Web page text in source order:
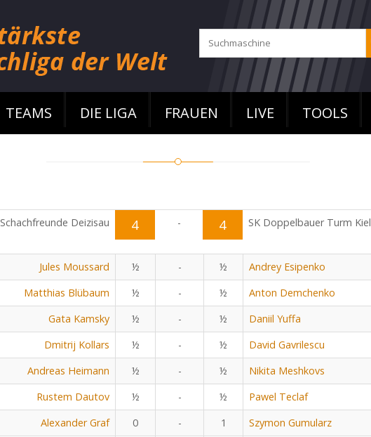
TEAMS DIE LIGA FRAUEN LIVE TOOLS
Schachfreunde Deizisau 4 - 4 SK Doppelbauer Turm Kiel
Jules Moussard ½ - ½ Andrey Esipenko
Matthias Blübaum ½ - ½ Anton Demchenko
Gata Kamsky ½ - ½ Daniil Yuffa
Dmitrij Kollars ½ - ½ David Gavrilescu
Andreas Heimann ½ - ½ Nikita Meshkovs
Rustem Dautov ½ - ½ Pawel Teclaf
Alexander Graf 0 - 1 Szymon Gumularz